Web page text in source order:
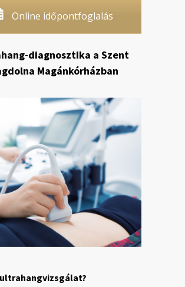
Online időpontfoglalás
diagnosztika a Szent
Magánkórházban
ultrahangvizsgálat?